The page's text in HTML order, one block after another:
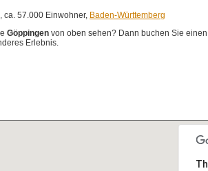
, ca. 57.000 Einwohner, Baden-Württemberg
Göppingen von oben sehen? Dann buchen Sie einen
Erlebnis.